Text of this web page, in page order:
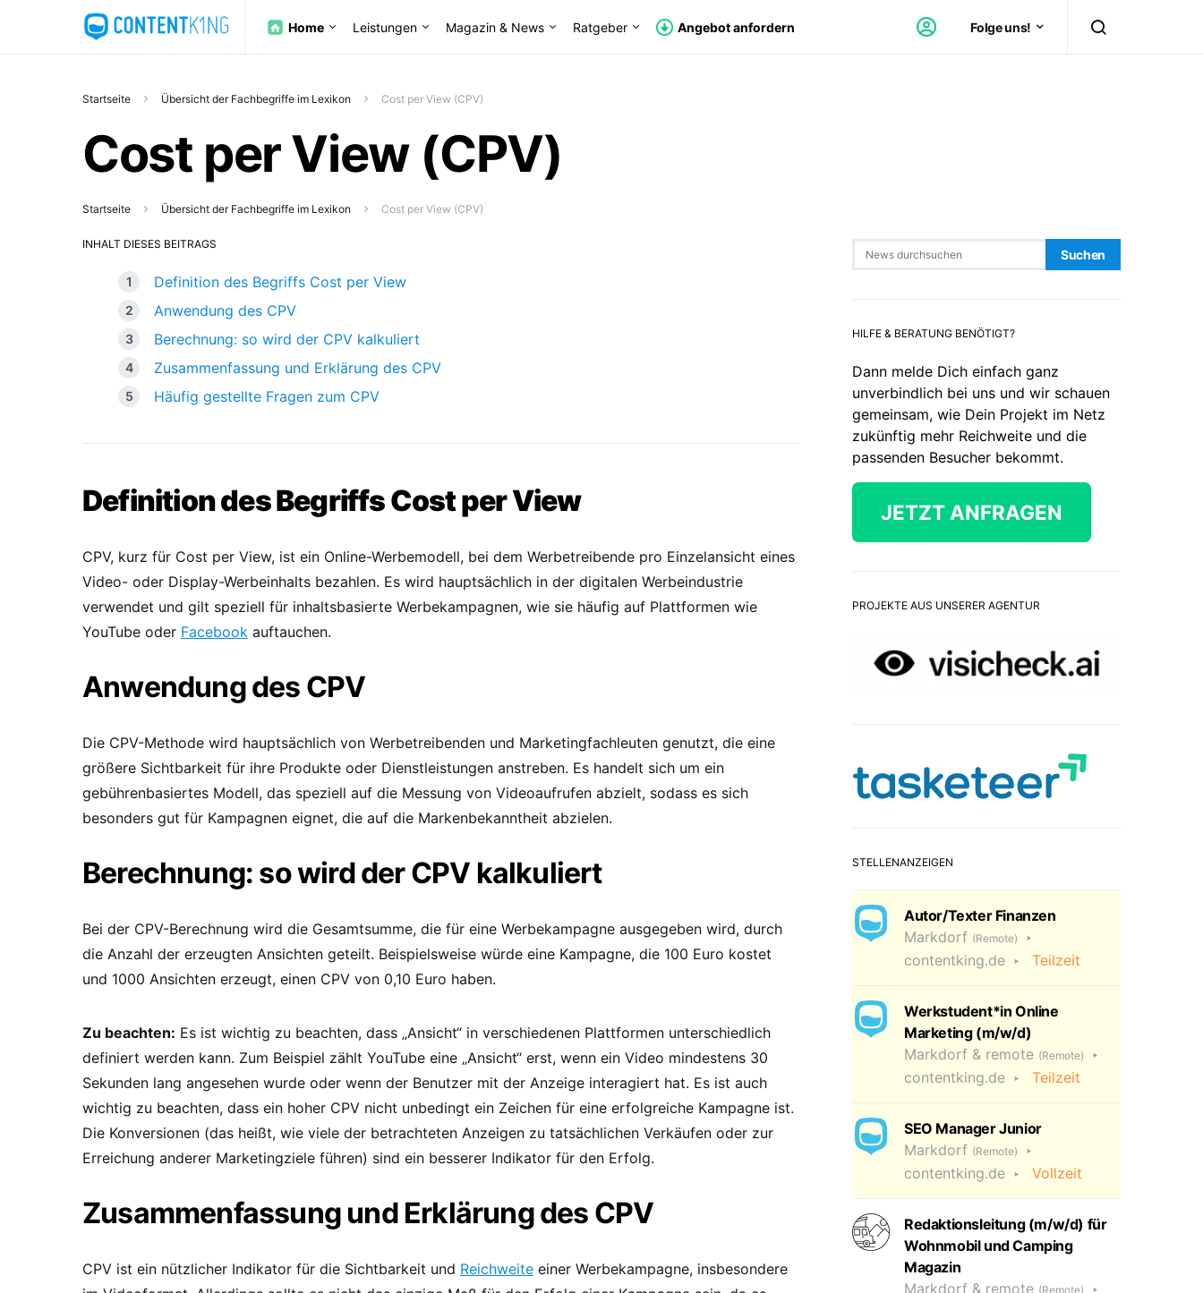
Home Leistungen Magazin & News Ratgeber Angebot anfordern Folge uns!
Startseite Übersicht der Fachbegriffe im Lexikon Cost per View (CPV)
Cost per View (CPV)
Startseite Übersicht der Fachbegriffe im Lexikon Cost per View (CPV)
INHALT DIESES BEITRAGS
Definition des Begriffs Cost per View
Anwendung des CPV
Berechnung: so wird der CPV kalkuliert
Zusammenfassung und Erklärung des CPV
Häufig gestellte Fragen zum CPV
Definition des Begriffs Cost per View
CPV, kurz für Cost per View, ist ein Online-Werbemodell, bei dem Werbetreibende pro Einzelansicht eines
Video- oder Display-Werbeinhalts bezahlen. Es wird hauptsächlich in der digitalen Werbeindustrie
verwendet und gilt speziell für inhaltsbasierte Werbekampagnen, wie sie häufig auf Plattformen wie
YouTube oder Facebook auftauchen.
Anwendung des CPV
Die CPV-Methode wird hauptsächlich von Werbetreibenden und Marketingfachleuten genutzt, die eine
größere Sichtbarkeit für ihre Produkte oder Dienstleistungen anstreben. Es handelt sich um ein
gebührenbasiertes Modell, das speziell auf die Messung von Videoaufrufen abzielt, sodass es sich
besonders gut für Kampagnen eignet, die auf die Markenbekanntheit abzielen.
Berechnung: so wird der CPV kalkuliert
Bei der CPV-Berechnung wird die Gesamtsumme, die für eine Werbekampagne ausgegeben wird, durch
die Anzahl der erzeugten Ansichten geteilt. Beispielsweise würde eine Kampagne, die 100 Euro kostet
und 1000 Ansichten erzeugt, einen CPV von 0,10 Euro haben.
Zu beachten: Es ist wichtig zu beachten, dass „Ansicht“ in verschiedenen Plattformen unterschiedlich
definiert werden kann. Zum Beispiel zählt YouTube eine „Ansicht“ erst, wenn ein Video mindestens 30
Sekunden lang angesehen wurde oder wenn der Benutzer mit der Anzeige interagiert hat. Es ist auch
wichtig zu beachten, dass ein hoher CPV nicht unbedingt ein Zeichen für eine erfolgreiche Kampagne ist.
Die Konversionen (das heißt, wie viele der betrachteten Anzeigen zu tatsächlichen Verkäufen oder zur
Erreichung anderer Marketingziele führen) sind ein besserer Indikator für den Erfolg.
Zusammenfassung und Erklärung des CPV
CPV ist ein nützlicher Indikator für die Sichtbarkeit und Reichweite einer Werbekampagne, insbesondere
Suchen
HILFE & BERATUNG BENÖTIGT?
Dann melde Dich einfach ganz
unverbindlich bei uns und wir schauen
gemeinsam, wie Dein Projekt im Netz
zukünftig mehr Reichweite und die
passenden Besucher bekommt.
JETZT ANFRAGEN
PROJEKTE AUS UNSERER AGENTUR
STELLENANZEIGEN
Autor/Texter Finanzen
Markdorf (Remote)
contentking.de Teilzeit
Werkstudent*in Online
Marketing (m/w/d)
Markdorf & remote (Remote)
contentking.de Teilzeit
SEO Manager Junior
Markdorf (Remote)
contentking.de Vollzeit
Redaktionsleitung (m/w/d) für
Wohnmobil und Camping
Magazin
Markdorf & remote (Remote)